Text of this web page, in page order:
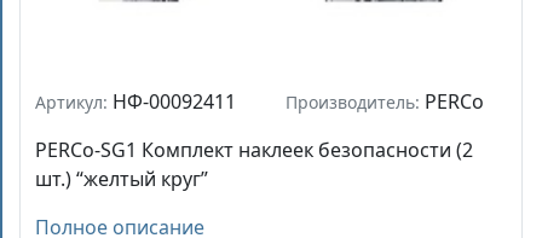
Артикул: НФ-00092411 Производитель: PERCo
PERCo-SG1 Комплект наклеек безопасности (2
шт.) “желтый круг”
Полное описание